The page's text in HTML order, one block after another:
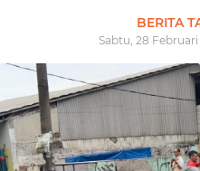
BERITA
Sabtu, 28